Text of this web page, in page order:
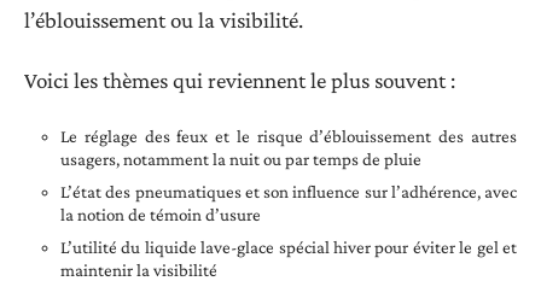
l’éblouissement ou la visibilité.
Voici les thèmes qui reviennent le plus souvent :
Le réglage des feux et le risque d’éblouissement des autres
usagers, notamment la nuit ou par temps de pluie
L’état des pneumatiques et son influence sur l’adhérence, avec
la notion de témoin d’usure
L’utilité du liquide lave-glace spécial hiver pour éviter le gel et
maintenir la visibilité